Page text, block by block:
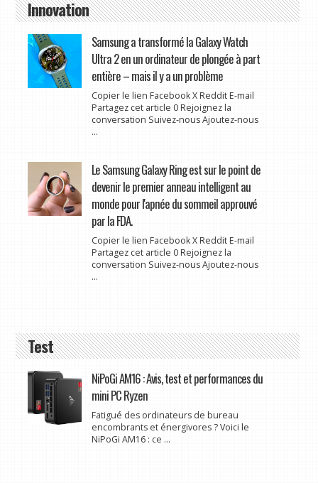
Innovation
Samsung a transformé la Galaxy Watch
Ultra 2 en un ordinateur de plongée à part
entière – mais il y a un problème
Copier le lien Facebook X Reddit E-mail
Partagez cet article 0 Rejoignez la
conversation Suivez-nous Ajoutez-nous
...
Le Samsung Galaxy Ring est sur le point de
devenir le premier anneau intelligent au
monde pour l'apnée du sommeil approuvé
par la FDA.
Copier le lien Facebook X Reddit E-mail
Partagez cet article 0 Rejoignez la
conversation Suivez-nous Ajoutez-nous
...
Test
NiPoGi AM16 : Avis, test et performances du
mini PC Ryzen
Fatigué des ordinateurs de bureau
encombrants et énergivores ? Voici le
NiPoGi AM16 : ce ...